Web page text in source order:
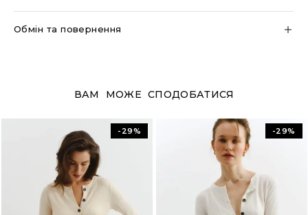
Обмін та повернення
ВАМ МОЖЕ СПОДОБАТИСЯ
-29% -29%